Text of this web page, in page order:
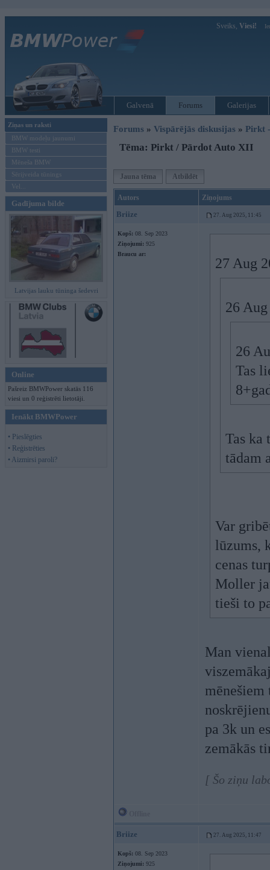
Sveiks, Viesi!
Galvenā Forums Galerijas
Ziņas un raksti
BMW modeļu jaunumi
BMW testi
Mēneša BMW
Sērijveida tūnings
Vel...
Gadījuma bilde
Latvijas lauku tūninga šedevri
Online
Pašreiz BMWPower skatās 116
viesi un 0 reģistrēti lietotāji.
Ienākt BMWPower
• Pieslēgties
• Reģistrēties
• Aizmirsi paroli?
Forums » Vispārējās diskusijas » Pirkt
Tēma: Pirkt / Pārdot Auto XII
Jauna tēma Atbildēt
Autors Ziņojums
Briize 27. Aug 2025, 11:45
Kopš: 08. Sep 2023
Ziņojumi: 925
Braucu ar:
27 Aug
26
26
Tas
Tas ka
tādam
Var
lūzums,
cenas
Moller
tieši to
Man
mēnešiem
pa 3k un
zemākās
[ Šo ziņu
Briize 27. Aug 2025, 11:47
Kopš: 08. Sep 2023
Ziņojumi: 925